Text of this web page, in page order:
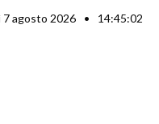
7 agosto 2026 • 14:45:03